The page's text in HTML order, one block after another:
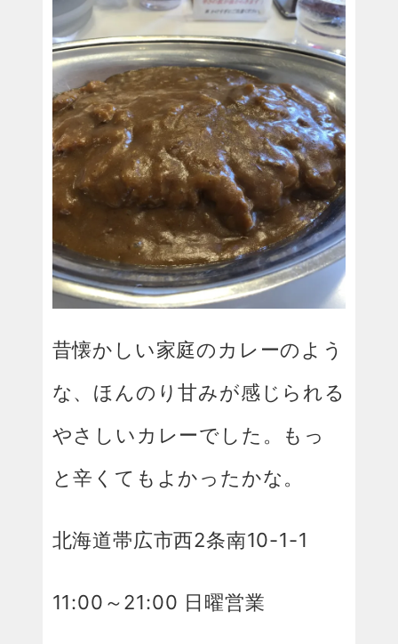
昔懐かしい家庭のカレーのよう
な、ほんのり甘みが感じられる
やさしいカレーでした。もっ
と辛くてもよかったかな。
北海道帯広市西2条南10-1-1
11:00～21:00 日曜営業